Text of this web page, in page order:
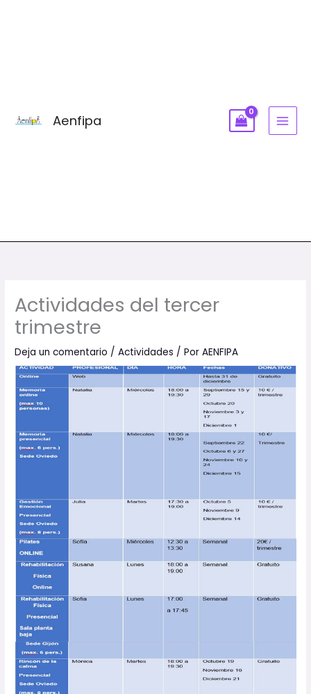
Aenfipa
Actividades del tercer
trimestre
Deja un comentario /Actividades / PorAENFIPA